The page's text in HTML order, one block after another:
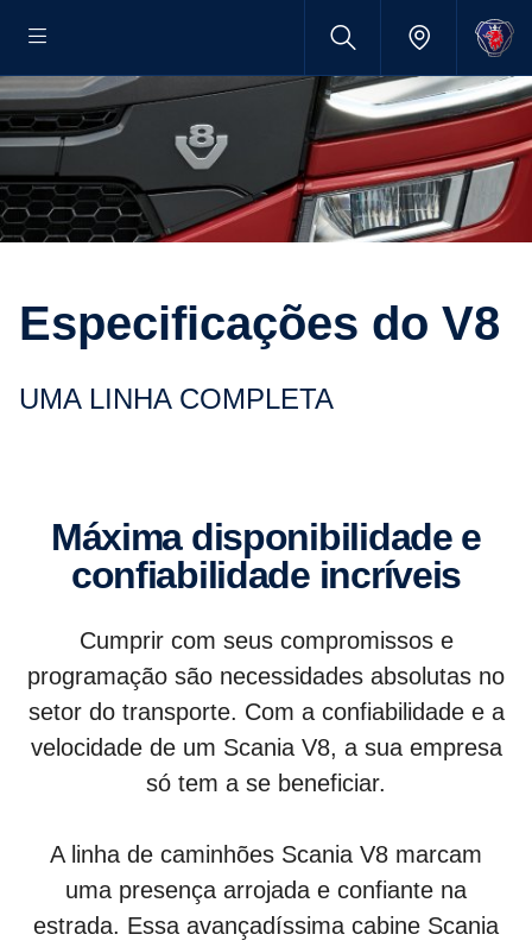
Especificações do V8
UMA LINHA COMPLETA
Máxima disponibilidade e
confiabilidade incríveis
Cumprir com seus compromissos e
programação são necessidades absolutas no
setor do transporte. Com a confiabilidade e a
velocidade de um Scania V8, a sua empresa
só tem a se beneficiar.
A linha de caminhões Scania V8 marcam
uma presença arrojada e confiante na
estrada. Essa avançadíssima cabine Scania